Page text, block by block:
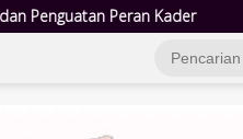
Empat Pejabat Baru